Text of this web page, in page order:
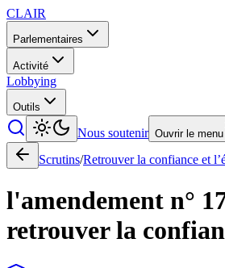
CLAIR
Parlementaires
Activité
Lobbying
Outils
Nous soutenir Ouvrir le menu
Scrutins/Retrouver la confiance et
l'amendement n°
retrouver la